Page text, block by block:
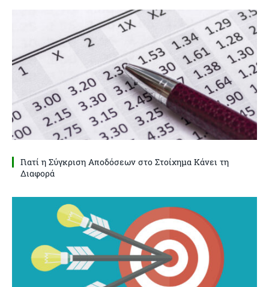
Γιατί η Σύγκριση Αποδόσεων στο Στοίχημα Κάνει τη
Διαφορά